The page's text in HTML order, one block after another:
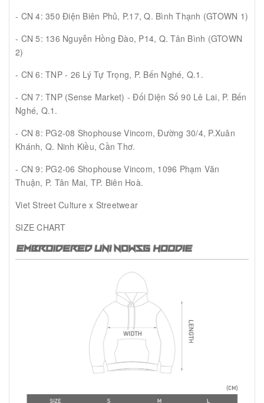
- CN 4: 350 Điện Biên Phủ, P.17, Q. Bình Thạnh (GTOWN 1)
- CN 5: 136 Nguyễn Hồng Đào, P14, Q. Tân Bình (GTOWN
2)
- CN 6: TNP - 26 Lý Tự Trọng, P. Bến Nghé, Q.1.
- CN 7: TNP (Sense Market) - Đối Diện Số 90 Lê Lai, P. Bến
Nghé, Q.1.
- CN 8: PG2-08 Shophouse Vincom, Đường 30/4, P.Xuân
Khánh, Q. Ninh Kiều, Cần Thơ.
- CN 9: PG2-06 Shophouse Vincom, 1096 Phạm Văn
Thuận, P. Tân Mai, TP. Biên Hoà.
Viet Street Culture x Streetwear
SIZE CHART